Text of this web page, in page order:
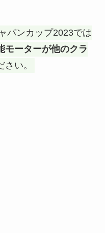
パンカップ2023では
モーターが他のクラ
い。